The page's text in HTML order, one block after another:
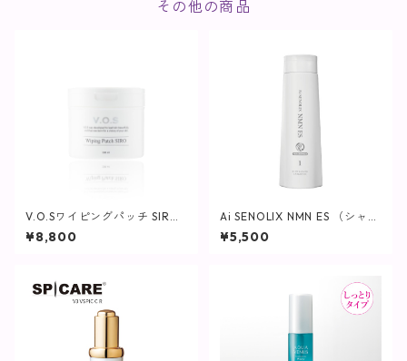
その他の商品
V.O.Sワイピングパッチ SIRO
(白)230ml(80枚入り)【SPICA
RE】
¥8,800
Ai SENOLIX NMN ES （シャン
プー）
¥5,500